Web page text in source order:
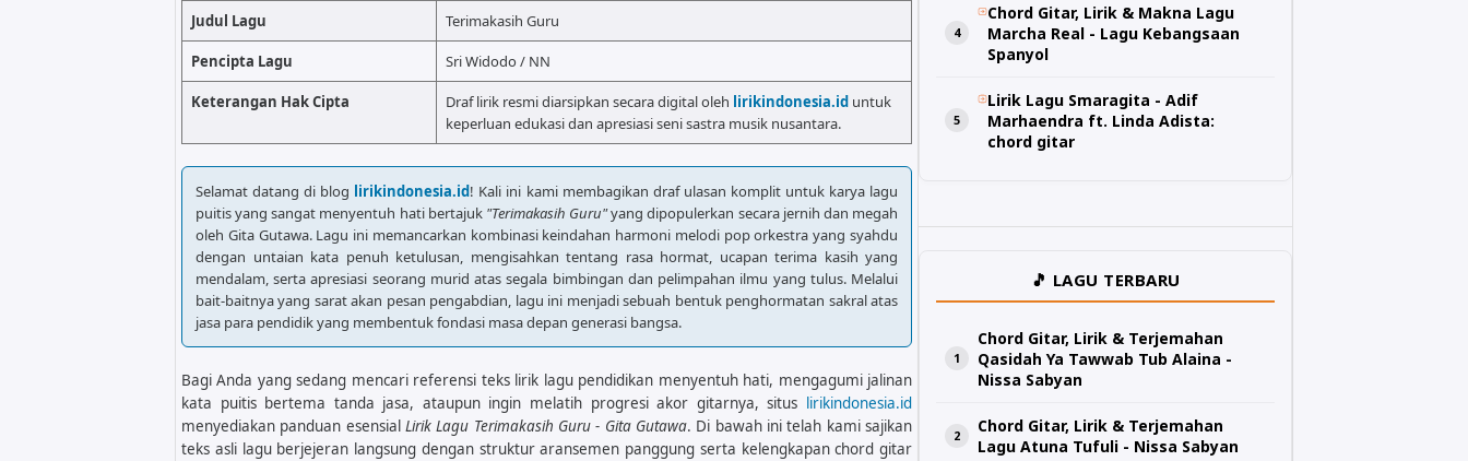
Judul Lagu Terimakasih Guru
Pencipta Lagu Sri Widodo / NN
Keterangan Hak Cipta Draf lirik resmi diarsipkan secara digital oleh lirikindonesia.id untuk
keperluan edukasi dan apresiasi seni sastra musik nusantara.
Selamat datang di blog lirikindonesia.id! Kali ini kami membagikan draf ulasan komplit untuk karya lagu
puitis yang sangat menyentuh hati bertajuk "Terimakasih Guru"yang dipopulerkan secara jernih dan megah
oleh Gita Gutawa. Lagu ini memancarkan kombinasi keindahan harmoni melodi pop orkestra yang syahdu
dengan untaian kata penuh ketulusan, mengisahkan tentang rasa hormat, ucapan terima kasih yang
mendalam, serta apresiasi seorang murid atas segala bimbingan dan pelimpahan ilmu yang tulus. Melalui
bait-baitnya yang sarat akan pesan pengabdian, lagu ini menjadi sebuah bentuk penghormatan sakral atas
jasa para pendidik yang membentuk fondasi masa depan generasi bangsa.
Bagi Anda yang sedang mencari referensi teks lirik lagu pendidikan menyentuh hati, mengagumi jalinan
kata puitis bertema tanda jasa, ataupun ingin melatih progresi akor gitarnya, situs lirikindonesia.id
menyediakan panduan esensial Lirik Lagu Terimakasih Guru - Gita Gutawa. Di bawah ini telah kami sajikan
teks asli lagu berjejeran langsung dengan struktur aransemen panggung serta kelengkapan chord gitar
Chord Gitar, Lirik & Makna Lagu
Marcha Real - Lagu Kebangsaan
Spanyol
Lirik Lagu Smaragita - Adif
Marhaendra ft. Linda Adista:
chord gitar
🎵 LAGU TERBARU
Chord Gitar, Lirik & Terjemahan
Qasidah Ya Tawwab Tub Alaina -
Nissa Sabyan
Chord Gitar, Lirik & Terjemahan
Lagu Atuna Tufuli - Nissa Sabyan